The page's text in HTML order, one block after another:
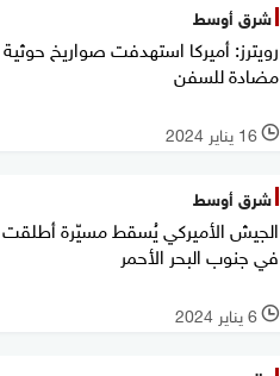
شرق أوسط
رويترز: أميركا استهدفت صواريخ حوثية
مضادة للسفن
l 16 يناير 2024
شرق أوسط
الجيش الأميركي يُسقط مسيّرة أطلقت
في جنوب البحر الأحمر
l 6 يناير 2024